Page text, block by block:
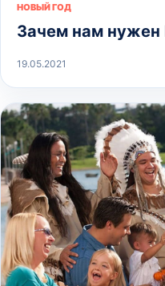
НОВЫЙ ГОД
Зачем нам нужен
19.05.2021